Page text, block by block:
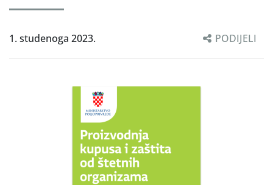
1. studenoga 2023. PODIJELI